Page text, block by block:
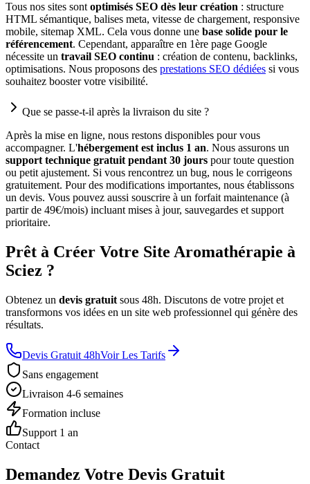
Tous nos sites sont optimisés SEO dès leur création : structure
HTML sémantique, balises meta, vitesse de chargement, responsive
mobile, sitemap XML. Cela vous donne une base solide pour le
référencement. Cependant, apparaître en 1ère page Google
nécessite un travail SEO continu : création de contenu, backlinks,
optimisations. Nous proposons des prestations SEO dédiées si vous
souhaitez booster votre visibilité.
Que se passe-t-il après la livraison du site ?
Après la mise en ligne, nous restons disponibles pour vous
accompagner. L'hébergement est inclus 1 an. Nous assurons un
support technique gratuit pendant 30 jours pour toute question
ou petit ajustement. Si vous rencontrez un bug, nous le corrigeons
gratuitement. Pour des modifications importantes, nous établissons
un devis. Vous pouvez aussi souscrire à un forfait maintenance (à
partir de 49€/mois) incluant mises à jour, sauvegardes et support
prioritaire.
Prêt à Créer Votre Site Aromathérapie à
Sciez ?
Obtenez un devis gratuit sous 48h. Discutons de votre projet et
transformons vos idées en un site web professionnel qui génère des
résultats.
Devis Gratuit 48hVoir Les Tarifs
Sans engagement
Livraison 4-6 semaines
Formation incluse
Support 1 an
Contact
Demandez Votre Devis Gratuit